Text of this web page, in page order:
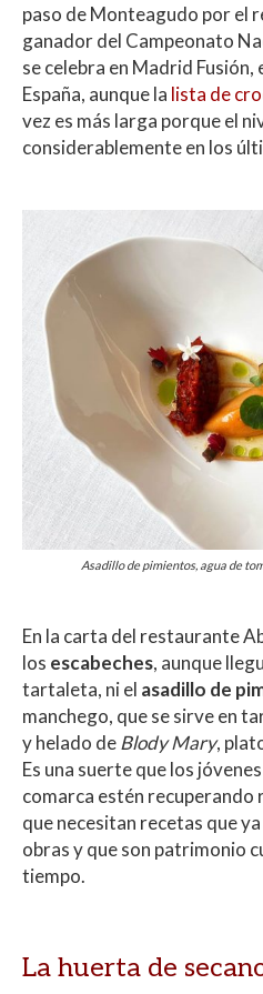
paso de Monteagudo por el
ganador del Campeonato
se celebra en Madrid
España, aunque la lista de
vez es más larga porque el
considerablemente en los
Asadillo de pimientos, agua de
En la carta del restaurante
los escabeches, aunque
tartaleta, ni el asadillo de
manchego, que se sirve en
y helado deBlody Mary,
Es una suerte que los
comarca estén
que necesitan recetas que
obras y que son patrimonio
tiempo.
La huerta de